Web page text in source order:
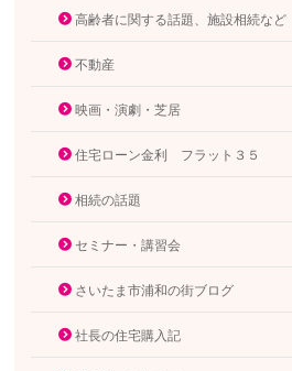
高齢者に関する話題、施設相続など
不動産
映画・演劇・芝居
住宅ローン金利 フラット３５
相続の話題
セミナー・講習会
さいたま市浦和の街ブログ
社長の住宅購入記